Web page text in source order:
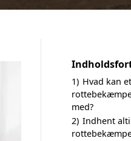
1) Hvad kan
med?
2) Indhent